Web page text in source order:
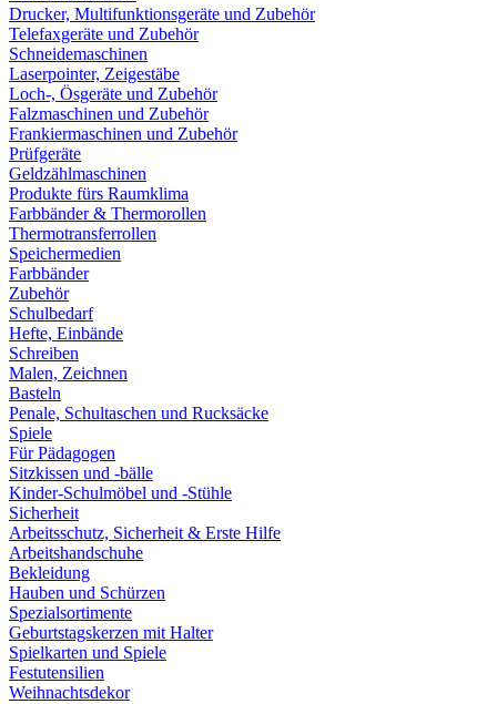
Drucker, Multifunktionsgeräte und Zubehör
Telefaxgeräte und Zubehör
Schneidemaschinen
Laserpointer, Zeigestäbe
Loch-, Ösgeräte und Zubehör
Falzmaschinen und Zubehör
Frankiermaschinen und Zubehör
Prüfgeräte
Geldzählmaschinen
Produkte fürs Raumklima
Farbbänder & Thermorollen
Thermotransferrollen
Speichermedien
Farbbänder
Zubehör
Schulbedarf
Hefte, Einbände
Schreiben
Malen, Zeichnen
Basteln
Penale, Schultaschen und Rucksäcke
Spiele
Für Pädagogen
Sitzkissen und -bälle
Kinder-Schulmöbel und -Stühle
Sicherheit
Arbeitsschutz, Sicherheit & Erste Hilfe
Arbeitshandschuhe
Bekleidung
Hauben und Schürzen
Spezialsortimente
Geburtstagskerzen mit Halter
Spielkarten und Spiele
Festutensilien
Weihnachtsdekor